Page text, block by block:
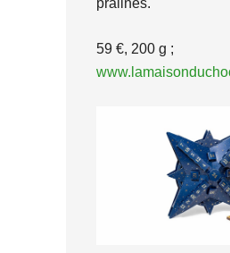
pralinés.
59 €, 200 g ;